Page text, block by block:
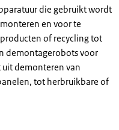
die gebruikt wordt
en voor te
of recycling tot
demontagerobots voor
demonteren van
tot herbruikbare of